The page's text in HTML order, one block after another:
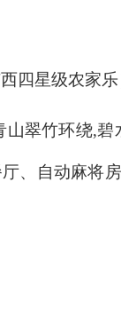
四星级农家乐
山翠竹环绕,
、自动麻将